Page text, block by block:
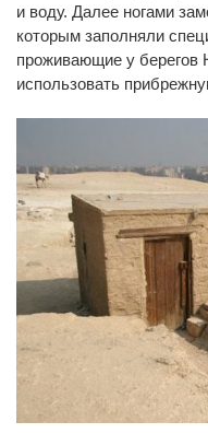
и воду. Далее ногами
которым заполняли
проживающие у берегов
использовать